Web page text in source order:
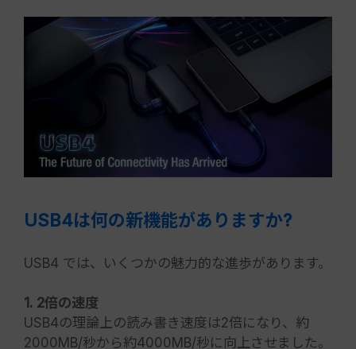
USB4は何の新機能がありますか?
USB4 では、いくつかの魅力的な進歩があります。
1. 2倍の速度
USB4の理論上の読み書き速度は2倍になり、約
2000MB/秒から約4000MB/秒に向上させました。